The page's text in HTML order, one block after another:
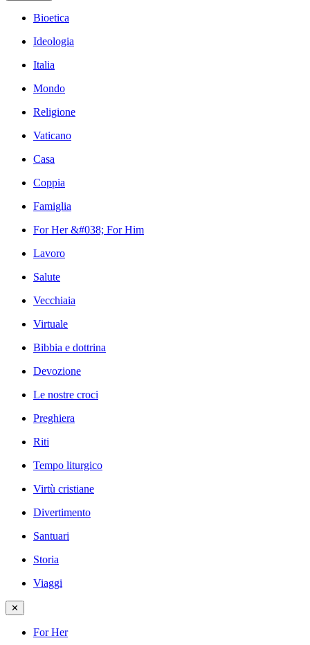
Bioetica
Ideologia
Italia
Mondo
Religione
Vaticano
Casa
Coppia
Famiglia
For Her &#038; For Him
Lavoro
Salute
Vecchiaia
Virtuale
Bibbia e dottrina
Devozione
Le nostre croci
Preghiera
Riti
Tempo liturgico
Virtù cristiane
Divertimento
Santuari
Storia
Viaggi
✕
For Her